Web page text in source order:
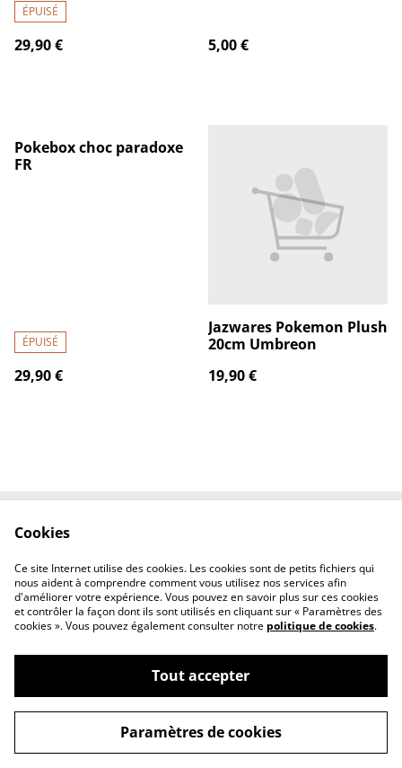
ÉPUISÉ
29,90 € 5,00 €
Pokebox choc paradoxe
FR
ÉPUISÉ
29,90 €
Jazwares Pokemon Plush
20cm Umbreon
19,90 €
Politique de
confidentialité
Politique de cookies
©2026Poké Shop & cie
powered by
Cookies
Ce site Internet utilise des cookies. Les cookies sont de petits fichiers qui
nous aident à comprendre comment vous utilisez nos services afin
d'améliorer votre expérience. Vous pouvez en savoir plus sur ces cookies
et contrôler la façon dont ils sont utilisés en cliquant sur « Paramètres des
cookies ». Vous pouvez également consulter notre politique de cookies.
Tout accepter
Paramètres de cookies